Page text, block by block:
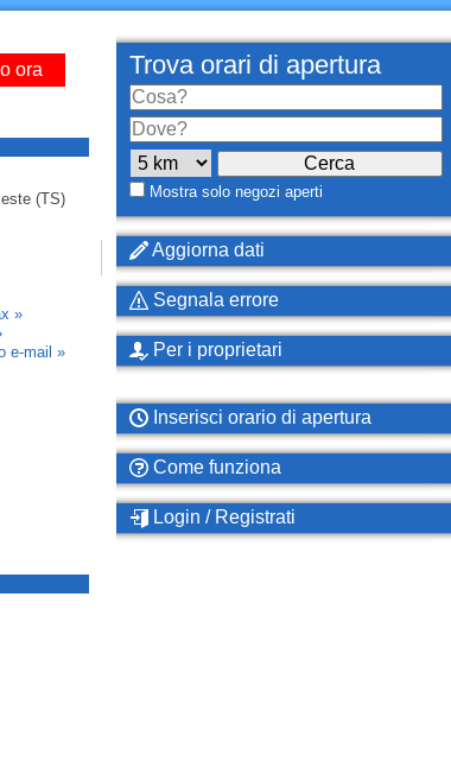
ora
(TS)
»
e-mail »
Trova orari di apertura
Mostra solo negozi aperti
Aggiorna dati
Segnala errore
Per i proprietari
Inserisci orario di apertura
Come funziona
Login / Registrati